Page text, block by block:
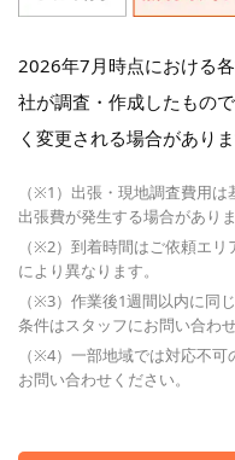
2026年7月時点における
社が調査・作成したもの
く変更される場合がありま
（※1）出張・現地調査費用
出張費が発生する場合がありま
（※2）到着時間はご依頼エ
により異なります。
（※3）作業後1週間以内に同
条件はスタッフにお問い合わせ
（※4）一部地域では対応不
お問い合わせください。